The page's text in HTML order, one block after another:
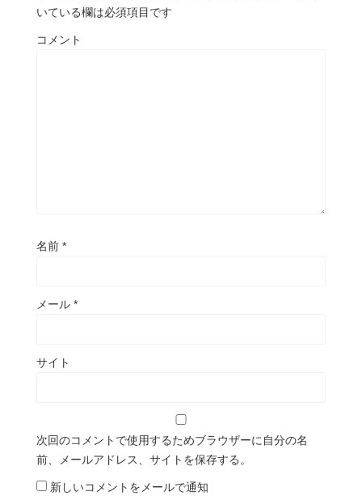
いている欄は必須項目です
コメント
名前 *
メール *
サイト
次回のコメントで使用するためブラウザーに自分の名
前、メールアドレス、サイトを保存する。
新しいコメントをメールで通知